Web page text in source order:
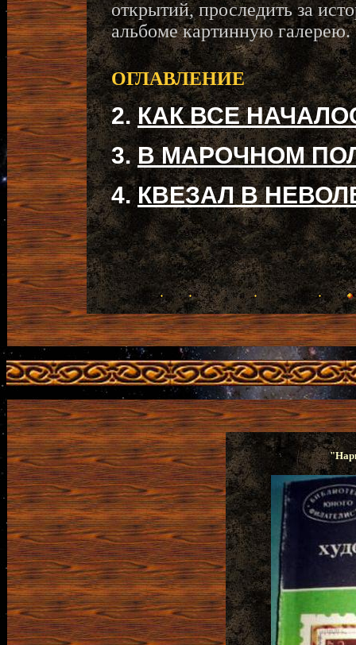
открытий, проследить за
альбоме картинную галерею.
ОГЛАВЛЕНИЕ
2.КАК ВСЕ
3.В МАРОЧНОМ
4.КВЕЗАЛ В